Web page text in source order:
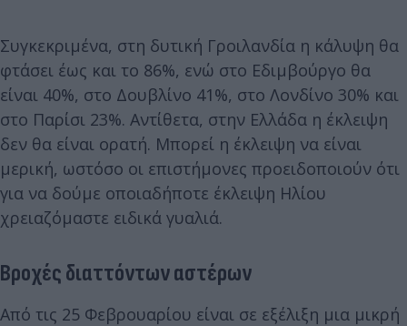
Συγκεκριμένα, στη δυτική Γροιλανδία η κάλυψη θα
φτάσει έως και το 86%, ενώ στο Εδιμβούργο θα
είναι 40%, στο Δουβλίνο 41%, στο Λονδίνο 30% και
στο Παρίσι 23%. Αντίθετα, στην Ελλάδα η έκλειψη
δεν θα είναι ορατή. Μπορεί η έκλειψη να είναι
μερική, ωστόσο οι επιστήμονες προειδοποιούν ότι
για να δούμε οποιαδήποτε έκλειψη Ηλίου
χρειαζόμαστε ειδικά γυαλιά.
Βροχές διαττόντων αστέρων
Από τις 25 Φεβρουαρίου είναι σε εξέλιξη μια μικρή